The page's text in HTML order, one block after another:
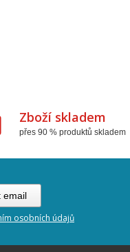
Zboží skladem
přes 90 % produktů skladem
osobních údajů